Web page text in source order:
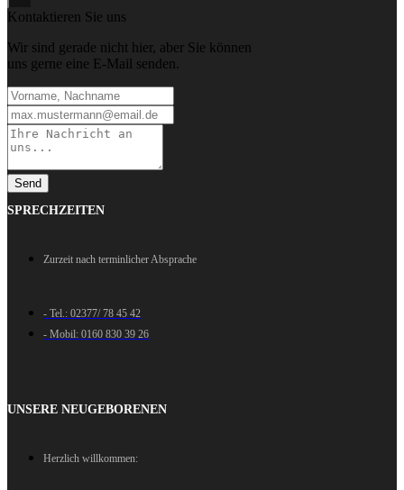
Kontaktieren Sie uns
Wir sind gerade nicht hier, aber Sie können
uns gerne eine E-Mail senden.
Send
SPRECHZEITEN
Zurzeit nach terminlicher Absprache
- Tel.: 02377/ 78 45 42
- Mobil: 0160 830 39 26
UNSERE NEUGEBORENEN
Herzlich willkommen: